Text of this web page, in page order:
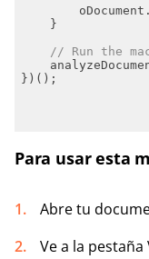
// Run the
Para usar esta
Abre tu
Ve a la